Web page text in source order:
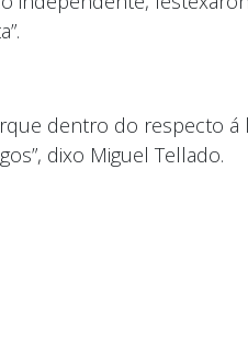
dentro do respecto á
dixo Miguel Tellado.